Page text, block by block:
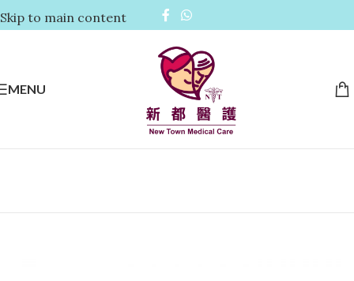
Skip to main content
MENU